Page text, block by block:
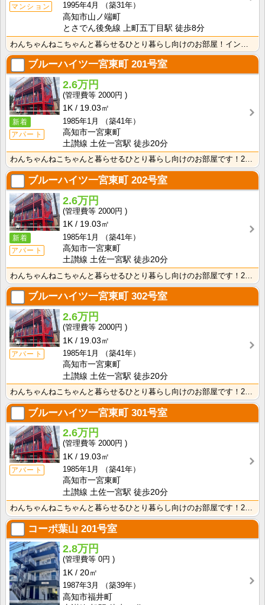
マンション
1995年4月
（築31年）
高知市山ノ端町
とさでん後免線 上町五丁目駅 徒歩8分
ブルーハイツ一宮東町201号室
新着
アパート
2.6万円
2000円
1K
19.03㎡
1985年1月
（築41年）
高知市一宮東町
土讃線 土佐一宮駅 徒歩20分
わんちゃんねこちゃんと暮らせるひとり暮らし向けのお部屋です！2026年6月下旬、ネット無料（Wi-F･･･
ブルーハイツ一宮東町202号室
新着
アパート
2.6万円
2000円
1K
19.03㎡
1985年1月
（築41年）
高知市一宮東町
土讃線 土佐一宮駅 徒歩20分
ブルーハイツ一宮東町 302号室
アパート
2.6万円
2000円
1K
19.03㎡
1985年1月
（築41年）
高知市一宮東町
土讃線 土佐一宮駅 徒歩20分
ブルーハイツ一宮東町301号室
アパート
2.6万円
2000円
1K
19.03㎡
1985年1月
（築41年）
高知市一宮東町
土讃線 土佐一宮駅 徒歩20分
コーポ葉山 201号室
2.8万円
0円
1K
20㎡
1987年3月
（築39年）
高知市福井町